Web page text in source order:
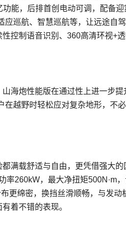
能，后排首创电动可调，配备
巡航、智慧巡航等，让远途自
控制语音识别、360高清环视+
海炮性能版在通过性上进一步
在越野时轻松应对复杂地形，不
满载舒适与自由，更凭借强大
率260kW，最大净扭矩500N·m
更绵密，换挡丝滑顺畅，与发
着不错的表现。